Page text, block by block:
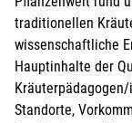
traditionellen
wissenschaftliche
Hauptinhalte der
Standorte,